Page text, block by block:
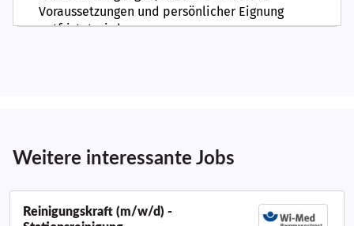
Weitere interessante Jobs
Reinigungskraft (m/w/d) -